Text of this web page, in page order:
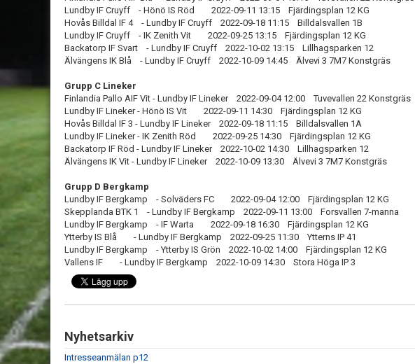
Lundby IF Cruyff - Hönö IS Röd 2022-09-11 13:15 Fjärdingsplan 12 KG
Hovås Billdal IF 4 - Lundby IF Cruyff 2022-09-18 11:15 Billdalsvallen 1B
Lundby IF Cruyff - IK Zenith Vit 2022-09-25 13:15 Fjärdingsplan 12 KG
Backatorp IF Svart - Lundby IF Cruyff 2022-10-02 13:15 Lillhagsparken 12
Älvängens IK Blå - Lundby IF Cruyff 2022-10-09 14:45 Älvevi 3 7M7 Konstgräs
Grupp C Lineker
Finlandia Pallo AIF Vit - Lundby IF Lineker 2022-09-04 12:00 Tuvevallen 22 Konstgräs
Lundby IF Lineker - Hönö IS Vit 2022-09-11 14:30 Fjärdingsplan 12 KG
Hovås Billdal IF 3 - Lundby IF Lineker 2022-09-18 11:15 Billdalsvallen 1A
Lundby IF Lineker - IK Zenith Röd 2022-09-25 14:30 Fjärdingsplan 12 KG
Backatorp IF Röd - Lundby IF Lineker 2022-10-02 14:30 Lillhagsparken 12
Älvängens IK Vit - Lundby IF Lineker 2022-10-09 13:30 Älvevi 3 7M7 Konstgräs
Grupp D Bergkamp
Lundby IF Bergkamp - Solväders FC 2022-09-04 12:00 Fjärdingsplan 12 KG
Skepplanda BTK 1 - Lundby IF Bergkamp 2022-09-11 13:00 Forsvallen 7-manna
Lundby IF Bergkamp - IF Warta 2022-09-18 16:30 Fjärdingsplan 12 KG
Ytterby IS Blå - Lundby IF Bergkamp 2022-09-25 11:30 Ytterns IP 41
Lundby IF Bergkamp - Ytterby IS Grön 2022-10-02 14:00 Fjärdingsplan 12 KG
Vallens IF - Lundby IF Bergkamp 2022-10-09 14:30 Stora Höga IP 3
Nyhetsarkiv
Intresseanmälan p12